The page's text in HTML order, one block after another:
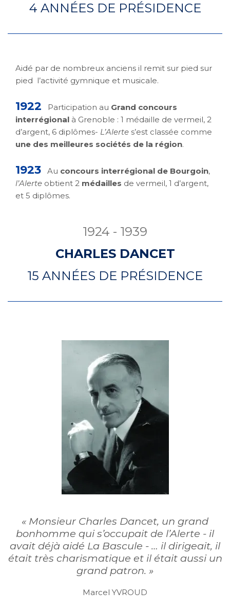
4 ANNÉES DE PRÉSIDENCE
Aidé par de nombreux anciens il remit sur pied sur
pied l’activité gymnique et musicale.
1922 Participation au Grand concours
interrégional à Grenoble : 1 médaille de vermeil, 2
d’argent, 6 diplômes- L’Alerte s’est classée comme
une des meilleures sociétés de la région.
1923 Au concours interrégional de Bourgoin,
l’Alerte obtient 2 médailles de vermeil, 1 d’argent,
et 5 diplômes.
1924 - 1939
CHARLES DANCET
15 ANNÉES DE PRÉSIDENCE
« Monsieur Charles Dancet, un grand
bonhomme qui s’occupait de l’Alerte - il
avait déjà aidé La Bascule - … il dirigeait, il
était très charismatique et il était aussi un
grand patron. »
Marcel YVROUD